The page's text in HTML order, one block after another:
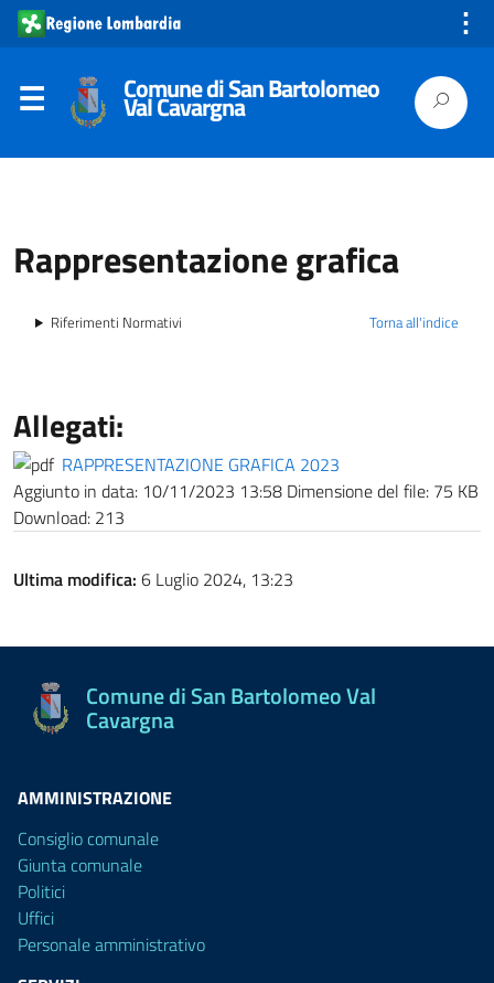
⋮
Comune di San Bartolomeo
Val Cavargna
Rappresentazione grafica
Torna all'indice
Riferimenti Normativi
Allegati:
RAPPRESENTAZIONE GRAFICA 2023
Aggiunto in data: 10/11/2023 13:58 Dimensione del file: 75 KB
Download: 213
Ultima modifica: 6 Luglio 2024, 13:23
Comune di San Bartolomeo Val
Cavargna
AMMINISTRAZIONE
Consiglio comunale
Giunta comunale
Politici
Uffici
Personale amministrativo